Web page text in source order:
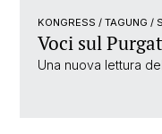
KONGRESS / TAGUNG /
Voci sul
Una nuova lettura